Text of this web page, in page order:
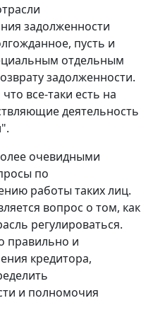
задолженности
пусть и
отдельным
задолженности.
все-таки есть на
деятельность
очевидными
по
работы таких лиц.
вопрос о том, как
регулироваться.
правильно и
кредитора,
и полномочия